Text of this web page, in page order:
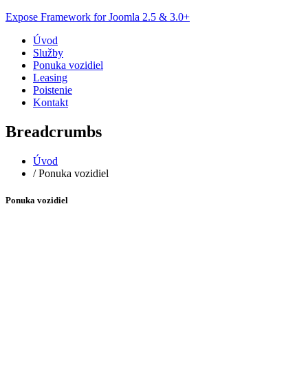
Expose Framework for Joomla 2.5 & 3.0+
Úvod
Služby
Ponuka vozidiel
Leasing
Poistenie
Kontakt
Breadcrumbs
Úvod
/ Ponuka vozidiel
Ponuka vozidiel